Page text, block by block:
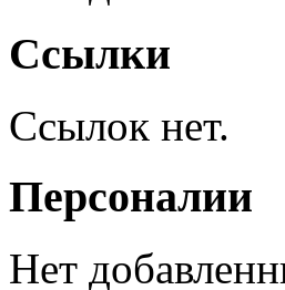
Ссылки
Ссылок нет.
Персоналии
Нет